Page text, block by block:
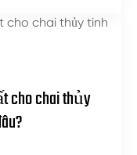
cho chai thủy